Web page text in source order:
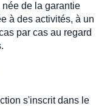
de la garantie
à des activités, à un
par cas au regard
s'inscrit dans le